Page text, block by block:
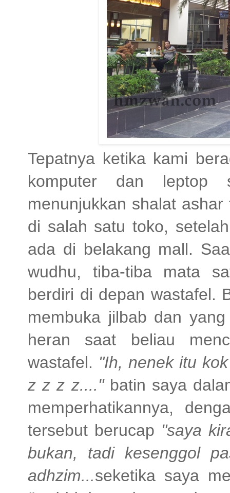
Tepatnya ketika kami
komputer dan leptop
menunjukkan shalat
di salah satu toko,
ada di belakang mall.
wudhu, tiba-tiba mata
berdiri di depan wastafel.
membuka jilbab dan
heran saat beliau
wastafel. "Ih, nenek itu
z z z z...." batin saya
memperhatikannya,
tersebut berucap "saya
bukan, tadi kesenggol
adhzim...seketika saya